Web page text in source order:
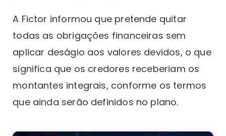
A Fictor informou que pretende quitar
todas as obrigações financeiras sem
aplicar deságio aos valores devidos, o que
significa que os credores receberiam os
montantes integrais, conforme os termos
que ainda serão definidos no plano.